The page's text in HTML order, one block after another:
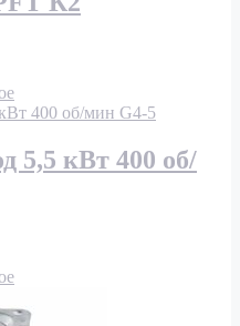
5,5 кВт 400 об/